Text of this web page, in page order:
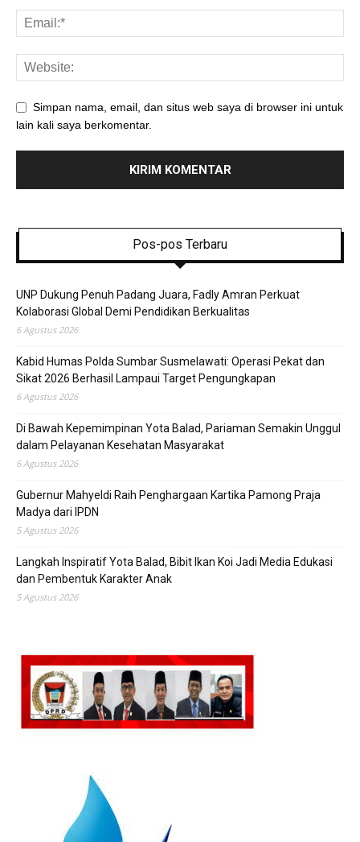
Simpan nama, email, dan situs web saya di browser ini untuk
lain kali saya berkomentar.
Pos-pos Terbaru
UNP Dukung Penuh Padang Juara, Fadly Amran Perkuat
Kolaborasi Global Demi Pendidikan Berkualitas
6 Agustus 2026
Kabid Humas Polda Sumbar Susmelawati: Operasi Pekat dan
Sikat 2026 Berhasil Lampaui Target Pengungkapan
6 Agustus 2026
Di Bawah Kepemimpinan Yota Balad, Pariaman Semakin Unggul
dalam Pelayanan Kesehatan Masyarakat
6 Agustus 2026
Gubernur Mahyeldi Raih Penghargaan Kartika Pamong Praja
Madya dari IPDN
5 Agustus 2026
Langkah Inspiratif Yota Balad, Bibit Ikan Koi Jadi Media Edukasi
dan Pembentuk Karakter Anak
5 Agustus 2026